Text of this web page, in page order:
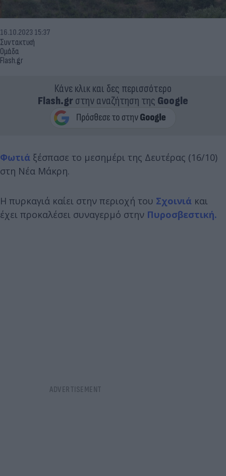
Συντακτική
Ομάδα
Flash.gr
16.10.2023 15:37
Κάνε κλικ και δες περισσότερο
Flash.grστην αναζήτηση της Google
Φωτιά ξέσπασε το μεσημέρι της Δευτέρας (16/10)
στη Νέα Μάκρη.
Η πυρκαγιά καίει στην περιοχή του Σχοινιά και
έχει προκαλέσει συναγερμό στην Πυροσβεστική.